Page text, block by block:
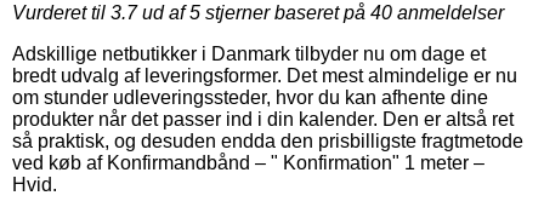
Vurderet til 3.7ud af 5 stjerner baseret på 40 anmeldelser
Adskillige netbutikker i Danmark tilbyder nu om dage et
bredt udvalg af leveringsformer. Det mest almindelige er nu
om stunder udleveringssteder, hvor du kan afhente dine
produkter når det passer ind i din kalender. Den er altså ret
så praktisk, og desuden endda den prisbilligste fragtmetode
ved køb af Konfirmandbånd – " Konfirmation" 1 meter –
Hvid.